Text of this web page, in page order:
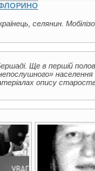
селянин.
Ще в першій
опису